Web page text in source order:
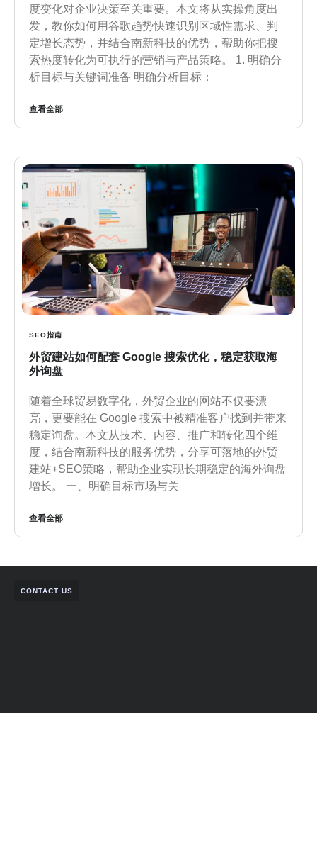
度变化对企业决策至关重要。本文将从实操角度出
发，教你如何用谷歌趋势快速识别区域性需求、判
定增长态势，并结合南新科技的优势，帮助你把搜
索热度转化为可执行的营销与产品策略。 1. 明确分
析目标与关键词准备 明确分析目标：
查看全部
SEO指南
外贸建站如何配套 Google 搜索优化，稳定获取海
外询盘
随着全球贸易数字化，外贸企业的网站不仅要漂
亮，更要能在 Google 搜索中被精准客户找到并带来
稳定询盘。本文从技术、内容、推广和转化四个维
度，结合南新科技的服务优势，分享可落地的外贸
建站+SEO策略，帮助企业实现长期稳定的海外询盘
增长。 一、明确目标市场与关
查看全部
CONTACT US